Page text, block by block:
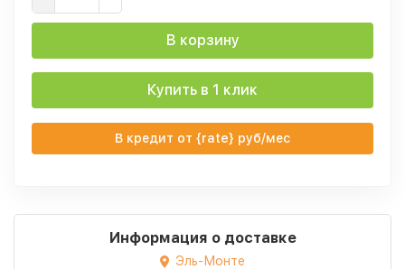
В корзину
Купить в 1 клик
В кредит от {rate} руб/мес
Информация о доставке
Эль-Монте